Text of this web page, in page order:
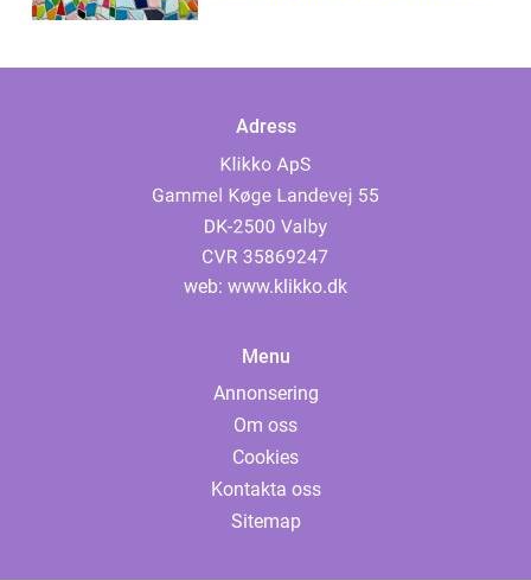
Adress
web: www.klikko.dk
Menu
Annonsering
Om oss
Cookies
Kontakta oss
Sitemap